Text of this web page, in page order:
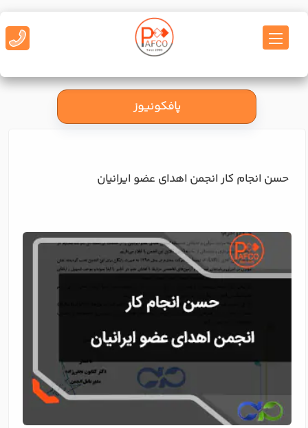
پافکونیوز
حسن انجام کار انجمن اهدای عضو ایرانیان